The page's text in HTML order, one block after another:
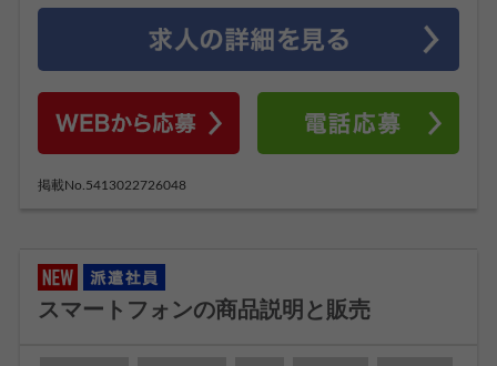
掲載No.5413022726048
スマートフォンの商品説明と販売